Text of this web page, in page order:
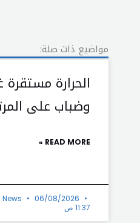
مواضيع ذات صلة:
الحرارة مستقرة
وضباب على
READ MORE »
06/08/2026
11:37 ص